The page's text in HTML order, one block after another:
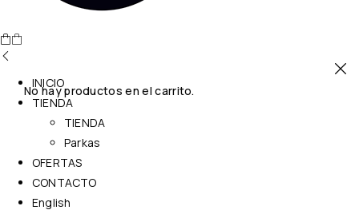
No hay productos en el carrito.
INICIO
TIENDA
TIENDA
Parkas
OFERTAS
CONTACTO
English